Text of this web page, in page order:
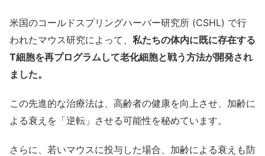
米国のコールドスプリングハーバー研究所 (CSHL) で行
われたマウス研究によって、 私たちの体内に既に存在する
T細胞を再プログラムして老化細胞と戦う方法が開発され
ました。
この先進的な治療法は、高齢者の健康を向上させ、加齢に
よる衰えを「逆転」させる可能性を秘めています。
さらに、若いマウスに投与した場合、加齢による衰えも防